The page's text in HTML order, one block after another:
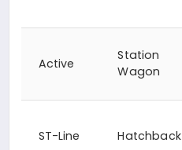
Active
Station
Wagon
ST-Line Hatchback